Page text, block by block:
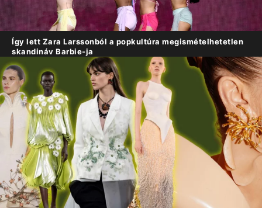
Így lett Zara Larssonból a popkultúra megismételhetetlen
skandináv Barbie-ja